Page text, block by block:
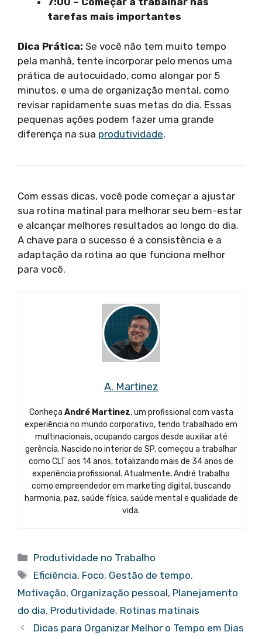
tarefas mais importantes
Dica Prática: Se você não tem muito tempo
pela manhã, tente incorporar pelo menos uma
prática de autocuidado, como alongar por 5
minutos, e uma de organização mental, como
revisar rapidamente suas metas do dia. Essas
pequenas ações podem fazer uma grande
diferença na sua produtividade.
Com essas dicas, você pode começar a ajustar
sua rotina matinal para melhorar seu bem-estar
e alcançar melhores resultados ao longo do dia.
A chave para o sucesso é a consistência e a
adaptação da rotina ao que funciona melhor
para você.
A. Martinez
Conheça André Martinez, um profissional com vasta
experiência no mundo corporativo, tendo trabalhado em
multinacionais, ocupando cargos desde auxiliar até
gerência. Nascido no interior de SP, começou a trabalhar
como CLT aos 14 anos, totalizando mais de 34 anos de
experiência profissional. Atualmente, André trabalha
como empreendedor em marketing digital, buscando
harmonia, paz, saúde física, saúde mental e qualidade de
vida.
Categorias
Produtividade no Trabalho
Tags
Eficiência, Foco, Gestão de tempo,
Motivação, Organização pessoal, Planejamento
do dia, Produtividade, Rotinas matinais
Dicas para Organizar Melhor o Tempo em Dias